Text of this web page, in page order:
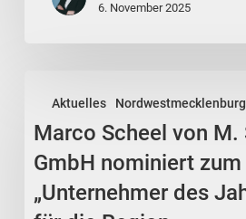
Schomann6. November 2025
Aktuelles Nordwestmecklenburg
Scheel
von
M.
Nordwolle
Marco Scheel von
GmbH nominiert zum
„Unternehmer des